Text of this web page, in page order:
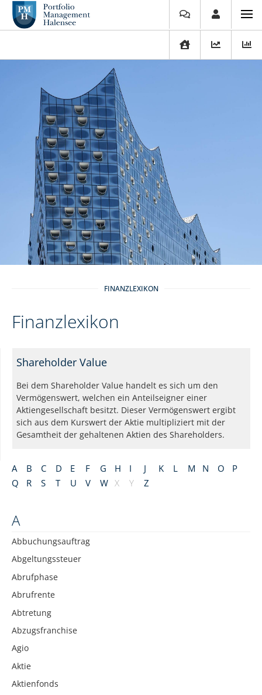
FINANZLEXIKON
Finanzlexikon
A B C D E F G H I J K L M N O
P
Q
R S T U V W X Y Z
A
Abbuchungsauftrag
Abgeltungssteuer
Abrufphase
Abrufrente
Abtretung
Abzugsfranchise
Agio
Aktie
Aktienfonds
Shareholder Value
Bei dem Shareholder Value handelt es sich um den
Vermögenswert, welchen ein Anteilseigner einer
Aktiengesellschaft besitzt. Dieser Vermögenswert ergibt
sich aus dem Kurswert der Aktie multipliziert mit der
Gesamtheit der gehaltenen Aktien des Shareholders.